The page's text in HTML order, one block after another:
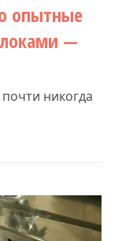
опытные
—
никогда